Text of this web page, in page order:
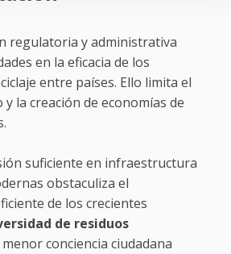
regulatoria y administrativa
en la eficacia de los
entre países. Ello limita el
la creación de economías de
suficiente en infraestructura
obstaculiza el
de los crecientes
de residuos
menor conciencia ciudadana